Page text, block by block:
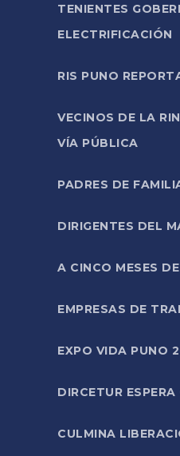
TENIENTES
ELECTRIFICACIÓN
RIS PUNO
VECINOS DE LA
VÍA PÚBLICA
PADRES DE
DIRIGENTES DEL
A CINCO MESES
EMPRESAS DE
EXPO VIDA PUNO
DIRCETUR
CULMINA